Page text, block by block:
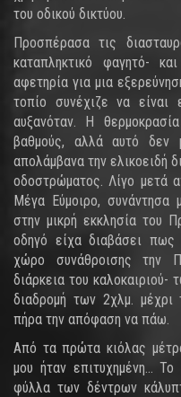
του οδικού δικτύου.
Προσπέρασα τις
καταπληκτικό φαγητό-
αφετηρία για μια
τοπίο συνέχιζε να
αυξανόταν. Η
βαθμούς, αλλά αυτό δεν
απολάμβανα την ελικοειδή
οδοστρώματος. Λίγο μετά
Μέγα Εύμοιρο, συνάντησα
στην μικρή εκκλησία του
οδηγό είχα διαβάσει πως
χώρο συνάθροισης την
διάρκεια του
διαδρομή των 2χλμ. μέχρι
πήρα την απόφαση να πάω.
Από τα πρώτα κιόλας
μου ήταν επιτυχημένη...
φύλλα των δέντρων